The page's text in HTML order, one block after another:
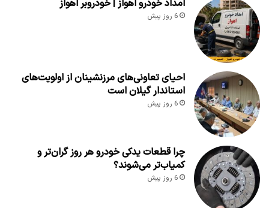
امداد خودرو اهواز | خودروبر اهواز
6 روز پیش
احیای تعاونی‌های مرزنشینان از اولویت‌های
استاندار گیلان است
6 روز پیش
چرا قطعات یدکی خودرو هر روز گران‌تر و
کمیاب‌تر می‌شوند؟
6 روز پیش